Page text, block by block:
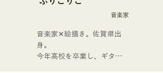
뿌리가 더해져 폭넓은 악곡
을 만들어, 「영화가요 록」
을 내걸고 활동하고 있다.
音楽家
音楽家✕絵描き。佐賀県出
身。
今年高校を卒業し、ギター